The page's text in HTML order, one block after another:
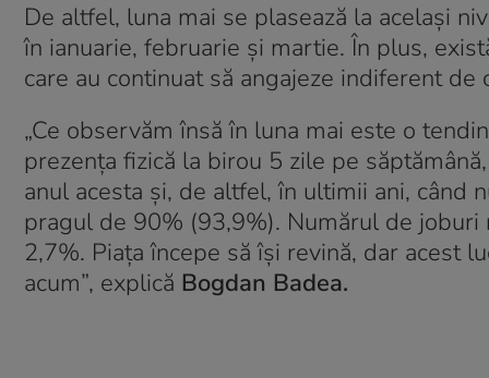
De altfel, luna mai se plasează la același
în ianuarie, februarie și martie. În plus,
care au continuat să angajeze indiferent
„Ce observăm însă în luna mai este o
prezența fizică la birou 5 zile pe
anul acesta și, de altfel, în ultimii ani, când
pragul de 90% (93,9%). Numărul de
2,7%. Piața începe să își revină, dar acest
acum”, explică Bogdan Badea.